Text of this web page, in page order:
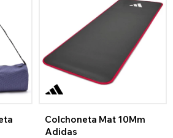
Colchoneta Mat 10Mm
Adidas